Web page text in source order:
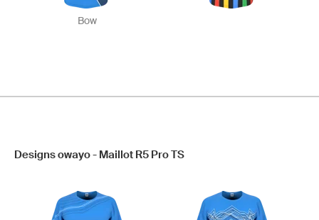
Bow
Designs owayo - Maillot R5 Pro TS